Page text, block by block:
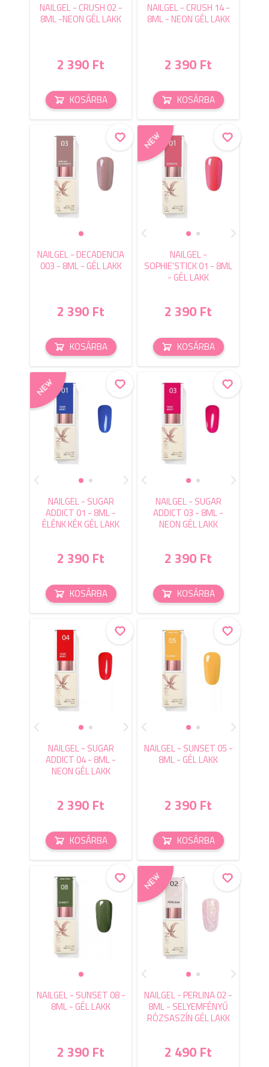
NAILGEL - CRUSH 02 -
8ML -NEON GÉL LAKK
2 390 Ft
KOSÁRBA
NAILGEL - CRUSH 14 -
8ML - NEON GÉL LAKK
2 390 Ft
KOSÁRBA
NAILGEL - DECADENCIA
003 - 8ML - GÉL LAKK
2 390 Ft
KOSÁRBA
NAILGEL -
SOPHIE'STICK 01 - 8ML
- GÉL LAKK
2 390 Ft
KOSÁRBA
NAILGEL - SUGAR
ADDICT 01 - 8ML -
ÉLÉNK KÉK GÉL LAKK
2 390 Ft
KOSÁRBA
NAILGEL - SUGAR
ADDICT 03 - 8ML -
NEON GÉL LAKK
2 390 Ft
KOSÁRBA
NAILGEL - SUGAR
ADDICT 04 - 8ML -
NEON GÉL LAKK
2 390 Ft
KOSÁRBA
NAILGEL - SUNSET 05 -
8ML - GÉL LAKK
2 390 Ft
KOSÁRBA
NAILGEL - SUNSET 08 -
8ML - GÉL LAKK
2 390 Ft
NAILGEL - PERLINA 02 -
8ML - SELYEMFÉNYŰ
RÓZSASZÍN GÉL LAKK
2 490 Ft